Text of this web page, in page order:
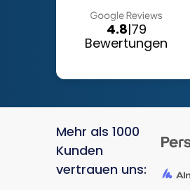
4.8|79
Bewertungen
Mehr als 1000
Kunden
vertrauen uns: